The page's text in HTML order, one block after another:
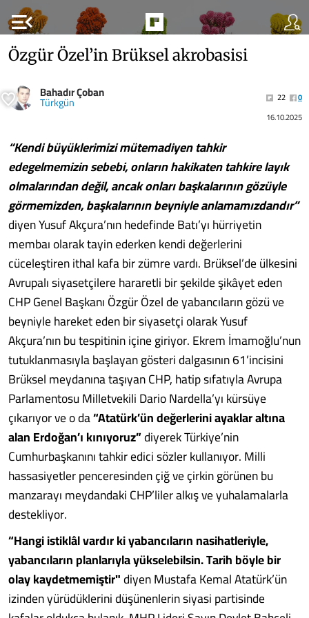
menu_open
Özgür Özel’in Brüksel akrobasisi
Bahadır Çoban
Türkgün 22
0
16.10.2025
“Kendi büyüklerimizi mütemadiyen tahkir
edegelmemizin sebebi, onların hakikaten tahkire layık
olmalarından değil, ancak onları başkalarının gözüyle
görmemizden, başkalarının beyniyle anlamamızdandır”
diyen Yusuf Akçura’nın hedefinde Batı’yı hürriyetin
membaı olarak tayin ederken kendi değerlerini
cüceleştiren ithal kafa bir zümre vardı. Brüksel’de ülkesini
Avrupalı siyasetçilere hararetli bir şekilde şikâyet eden
CHP Genel Başkanı Özgür Özel de yabancıların gözü ve
beyniyle hareket eden bir siyasetçi olarak Yusuf
Akçura’nın bu tespitinin içine giriyor. Ekrem İmamoğlu’nun
tutuklanmasıyla başlayan gösteri dalgasının 61’incisini
Brüksel meydanına taşıyan CHP, hatip sıfatıyla Avrupa
Parlamentosu Milletvekili Dario Nardella’yı kürsüye
çıkarıyor ve o da“Atatürk’ün değerlerini ayaklar altına
alan Erdoğan’ı kınıyoruz”diyerek Türkiye’nin
Cumhurbaşkanını tahkir edici sözler kullanıyor. Milli
hassasiyetler penceresinden çiğ ve çirkin görünen bu
manzarayı meydandaki CHP’liler alkış ve yuhalamalarla
destekliyor.
“Hangi istiklâl vardır ki yabancıların nasihatleriyle,
yabancıların planlarıyla yükselebilsin. Tarih böyle bir
olay kaydetmemiştir"diyen Mustafa Kemal Atatürk’ün
izinden yürüdüklerini düşünenlerin siyasi partisinde